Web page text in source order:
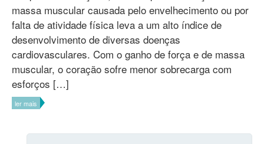
massa muscular causada pelo envelhecimento ou por
falta de atividade física leva a um alto índice de
desenvolvimento de diversas doenças
cardiovasculares. Com o ganho de força e de massa
muscular, o coração sofre menor sobrecarga com
esforços […]
ler mais